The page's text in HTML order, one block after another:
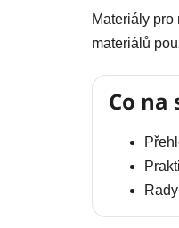
Materiály
materiálů
Co na